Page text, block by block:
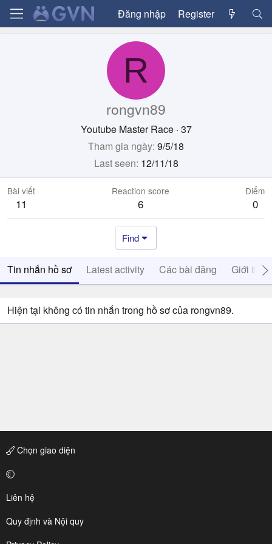
Đăng nhập Register
R
rongvn89
Youtube Master Race · 37
Tham gia ngày 9/5/18
Last seen 12/11/18
Bài viết
11
Reaction score
6
Điểm
0
Find
Tin nhắn hồ sơ Latest activity Các bài đăng Giới thiệu
Hiện tại không có tin nhắn trong hồ sơ của rongvn89.
Chọn giao diện
Liên hệ
Quy định và Nội quy